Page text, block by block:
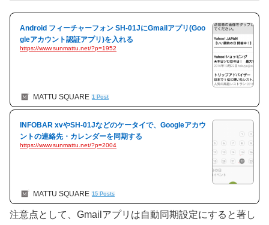
Android フィーチャーフォン SH-01JにGmailアプリ(Goo
gleアカウント認証アプリ)を入れる
https://www.sunmattu.net/?p=1952
MATTU SQUARE 1 Post
INFOBAR xvやSH-01Jなどのケータイで、Googleアカウ
ントの連絡先・カレンダーを同期する
https://www.sunmattu.net/?p=2004
MATTU SQUARE 15 Posts
注意点として、Gmailアプリは自動同期設定にすると著し